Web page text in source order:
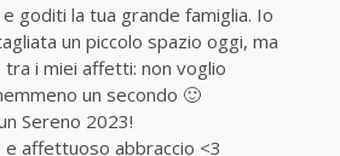
goditi la tua grande famiglia. Io
un piccolo spazio oggi, ma
i miei affetti: non voglio
un secondo 🙂
Sereno 2023!
e affettuoso abbraccio <3